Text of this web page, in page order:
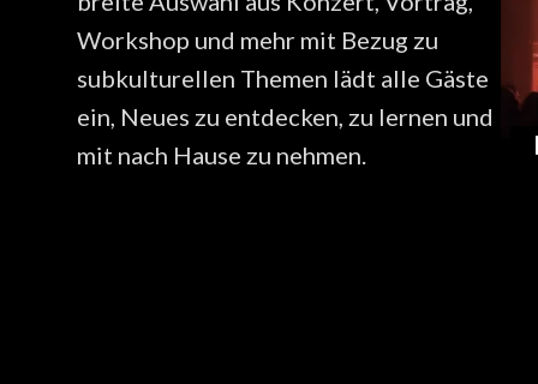
Workshop und mehr mit Bezug zu
subkulturellen Themen lädt alle Gäste
ein, Neues zu entdecken, zu lernen und
mit nach Hause zu nehmen.